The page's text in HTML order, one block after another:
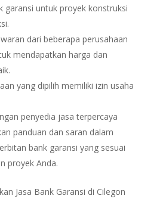
garansi untuk proyek konstruksi
dari beberapa perusahaan
mendapatkan harga dan
yang dipilih memiliki izin usaha
penyedia jasa terpercaya
panduan dan saran dalam
bank garansi yang sesuai
proyek Anda.
Jasa Bank Garansi di Cilegon